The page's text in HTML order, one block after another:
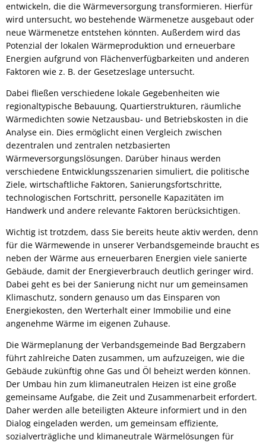
entwickeln, die die Wärmeversorgung transformieren. Hierfür
wird untersucht, wo bestehende Wärmenetze ausgebaut oder
neue Wärmenetze entstehen könnten. Außerdem wird das
Potenzial der lokalen Wärmeproduktion und erneuerbare
Energien aufgrund von Flächenverfügbarkeiten und anderen
Faktoren wie z. B. der Gesetzeslage untersucht.
Dabei fließen verschiedene lokale Gegebenheiten wie
regionaltypische Bebauung, Quartierstrukturen, räumliche
Wärmedichten sowie Netzausbau- und Betriebskosten in die
Analyse ein. Dies ermöglicht einen Vergleich zwischen
dezentralen und zentralen netzbasierten
Wärmeversorgungslösungen. Darüber hinaus werden
verschiedene Entwicklungsszenarien simuliert, die politische
Ziele, wirtschaftliche Faktoren, Sanierungsfortschritte,
technologischen Fortschritt, personelle Kapazitäten im
Handwerk und andere relevante Faktoren berücksichtigen.
Wichtig ist trotzdem, dass Sie bereits heute aktiv werden, denn
für die Wärmewende in unserer Verbandsgemeinde braucht es
neben der Wärme aus erneuerbaren Energien viele sanierte
Gebäude, damit der Energieverbrauch deutlich geringer wird.
Dabei geht es bei der Sanierung nicht nur um gemeinsamen
Klimaschutz, sondern genauso um das Einsparen von
Energiekosten, den Werterhalt einer Immobilie und eine
angenehme Wärme im eigenen Zuhause.
Die Wärmeplanung der Verbandsgemeinde Bad Bergzabern
führt zahlreiche Daten zusammen, um aufzuzeigen, wie die
Gebäude zukünftig ohne Gas und Öl beheizt werden können.
Der Umbau hin zum klimaneutralen Heizen ist eine große
gemeinsame Aufgabe, die Zeit und Zusammenarbeit erfordert.
Daher werden alle beteiligten Akteure informiert und in den
Dialog eingeladen werden, um gemeinsam effiziente,
sozialverträgliche und klimaneutrale Wärmelösungen für